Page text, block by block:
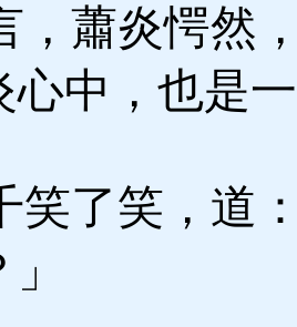
蕭炎愕然
心中，也是
了笑，道